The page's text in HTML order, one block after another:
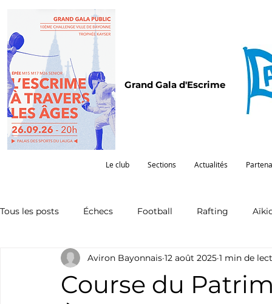
Grand Gala d'Escrime
Le club Sections Actualités
Tous les posts Échecs Football Rafting
Omnisports Partenariat Pelote Pentathlon
Course du
Aviron Bayonnais 12 août 2025 1 min de